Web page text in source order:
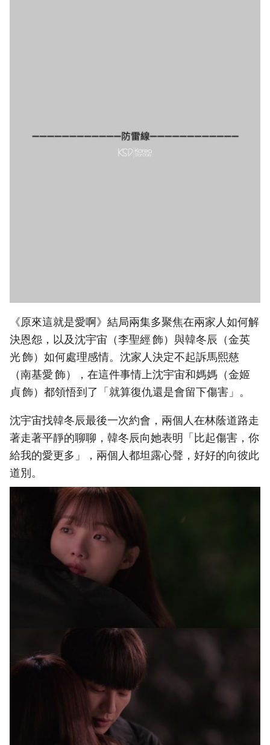
《原來這就是愛啊》結局兩集多聚焦在兩家人如何解
決恩怨，以及沈宇宙（李聖經 飾）與韓冬辰（金英
光 飾）如何處理感情。沈家人決定不起訴馬熙慈
（南基愛 飾），在這件事情上沈宇宙和媽媽（金姬
貞 飾）都領悟到了「就算復仇還是會留下傷害」。
沈宇宙找韓冬辰最後一次約會，兩個人在林蔭道路走
著走著平靜的聊聊，韓冬辰向她表明「比起傷害，你
給我的愛更多」，兩個人都坦露心聲，好好的向彼此
道別。